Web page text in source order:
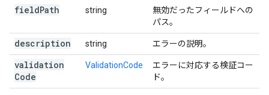
fieldPath string
無効だったフィールドへの
パス。
description string エラーの説明。
validation
Code
ValidationCode
エラーに対応する検証コー
ド。